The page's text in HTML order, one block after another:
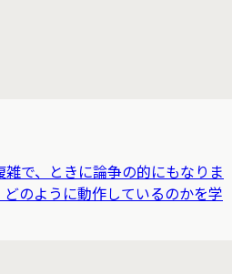
で、ときに論争の的にもなりま
のように動作しているのかを学